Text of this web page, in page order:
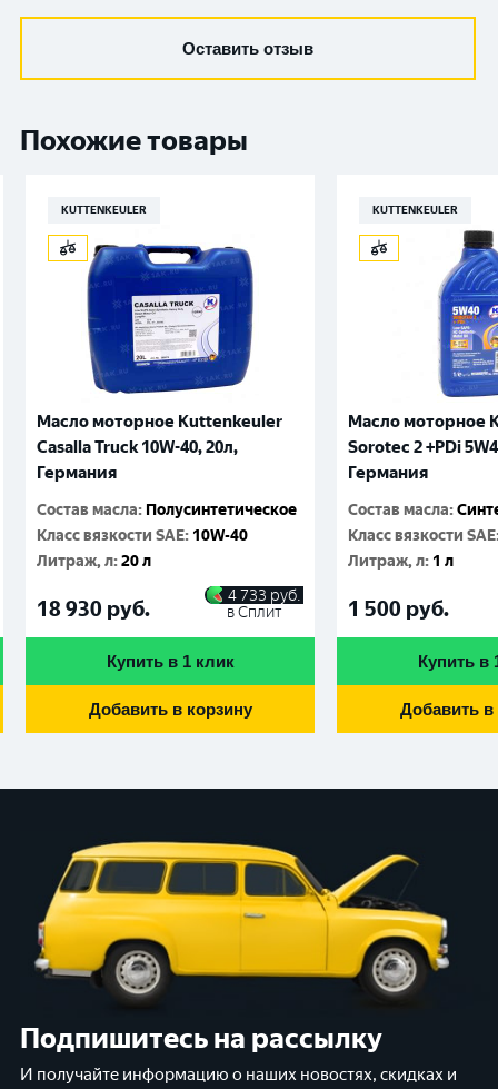
Оставить отзыв
Похожие товары
KUTTENKEULER
Масло моторное Kuttenkeuler
Casalla Truck 10W-40, 20л,
Германия
Состав масла: Полусинтетическое
Класс вязкости SAE: 10W-40
Литраж, л:20 л
18 930 руб.
4 733 руб.
в Сплит
Купить в 1 клик
Добавить в корзину
KUTTENKEULER
Масло моторное
Sorotec 2 +PDi
Германия
Состав масла:
Класс вязкости SAE
Литраж, л: 1 л
1 500 руб.
Купить в
Добавить в
Подпишитесь на рассылку
И получайте информацию о наших новостях, скидках и